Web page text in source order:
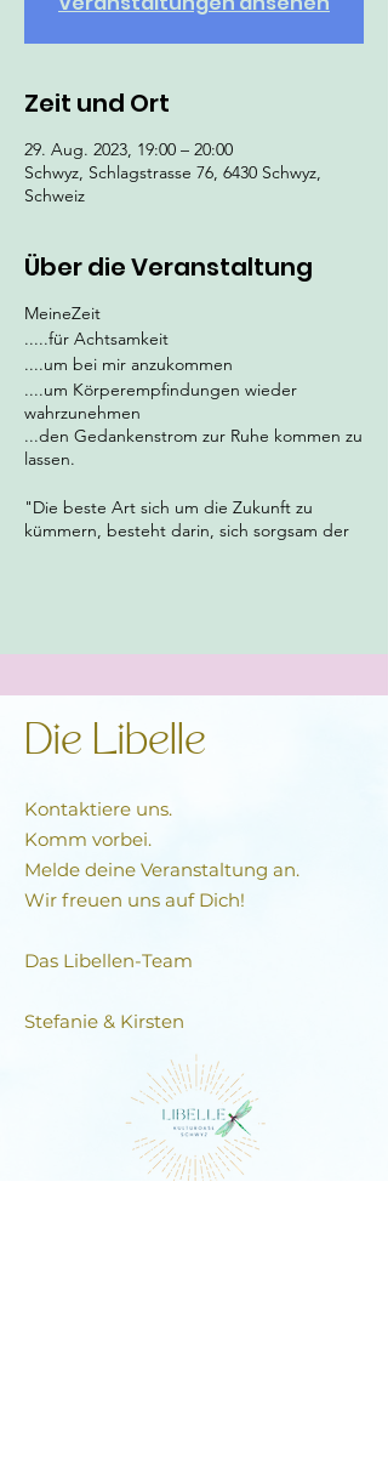
Zeit und Ort
29. Aug. 2023, 19:00 – 20:00
Schwyz, Schlagstrasse 76, 6430 Schwyz,
Schweiz
Über die Veranstaltung
MeineZeit
.....für Achtsamkeit
....um bei mir anzukommen
....um Körperempfindungen wieder
wahrzunehmen
...den Gedankenstrom zur Ruhe kommen zu
lassen.
"Die beste Art sich um die Zukunft zu
kümmern, besteht darin, sich sorgsam der
Tel: 078 859 17 11
Die Libelle
Kontaktiere uns.
Komm vorbei.
Melde deine Veranstaltung an.
Wir freuen uns auf Dich!
Das Libellen-Team​
Stefanie & Kirsten